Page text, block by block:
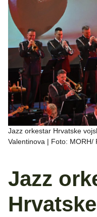
Jazz orkestar Hrvatske
Valentinova | Foto: MORH/
Jazz